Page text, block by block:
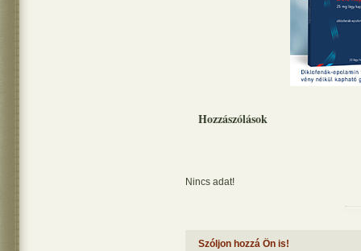
Hozzászólások
Nincs adat!
Szóljon hozzá Ön is!